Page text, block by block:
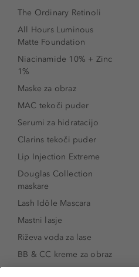
The Ordinary Retinoli
All Hours Luminous
Matte Foundation
Niacinamide 10% + Zinc
1%
Maske za obraz
MAC tekoči puder
Serumi za hidratacijo
Clarins tekoči puder
Lip Injection Extreme
Douglas Collection
maskare
Lash Idôle Mascara
Mastni lasje
Riževa voda za lase
BB & CC kreme za obraz